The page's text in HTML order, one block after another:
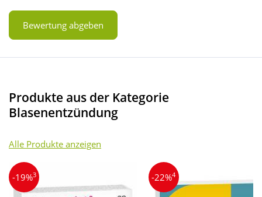
Bewertung abgeben
Produkte aus der Kategorie
Blasenentzündung
Alle Produkte anzeigen
-19%3 -22%4